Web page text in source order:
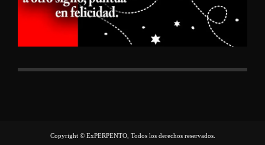
Copyright © ExPERPENTO, Todos los derechos reservados.